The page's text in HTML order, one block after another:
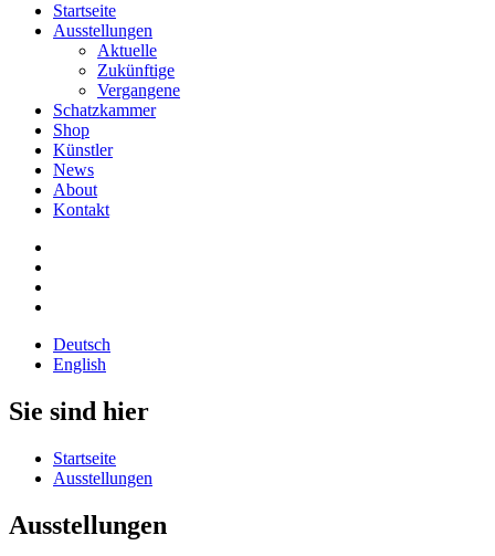
Startseite
Ausstellungen
Aktuelle
Zukünftige
Vergangene
Schatzkammer
Shop
Künstler
News
About
Kontakt
Deutsch
English
Sie sind hier
Startseite
Ausstellungen
Ausstellungen